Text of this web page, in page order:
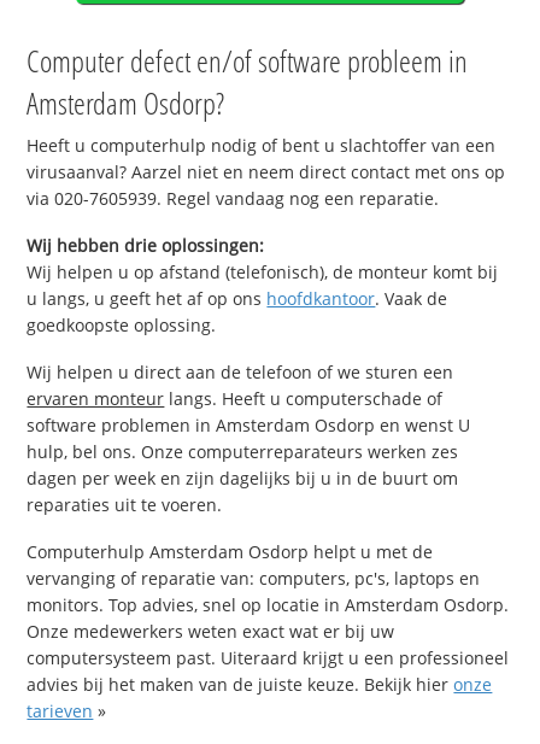
Computer defect en/of software probleem in
Amsterdam Osdorp?
Heeft u computerhulp nodig of bent u slachtoffer van een
virusaanval? Aarzel niet en neem direct contact met ons op
via 020-7605939. Regel vandaag nog een reparatie.
Wij hebben drie oplossingen:
Wij helpen u op afstand (telefonisch), de monteur komt bij
u langs, u geeft het af op ons hoofdkantoor. Vaak de
goedkoopste oplossing.
Wij helpen u direct aan de telefoon of we sturen een
ervaren monteur langs. Heeft u computerschade of
software problemen in Amsterdam Osdorp en wenst U
hulp, bel ons. Onze computerreparateurs werken zes
dagen per week en zijn dagelijks bij u in de buurt om
reparaties uit te voeren.
Computerhulp Amsterdam Osdorp helpt u met de
vervanging of reparatie van: computers, pc's, laptops en
monitors. Top advies, snel op locatie in Amsterdam Osdorp.
Onze medewerkers weten exact wat er bij uw
computersysteem past. Uiteraard krijgt u een professioneel
advies bij het maken van de juiste keuze. Bekijk hieronze
tarieven »